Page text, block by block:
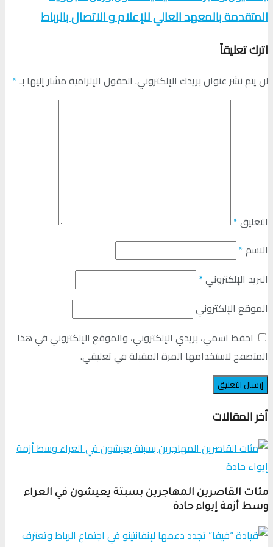
المتقدمة بالمعهد العالي للإعلام و الاتصال بالرباط
اترك تعليقاً
لن يتم نشر عنوان بريدك الإلكتروني. الحقول الإلزامية مشار إليها بـ*
التعليق*
الاسم*
البريد الإلكتروني*
الموقع الإلكتروني
احفظ اسمي، بريدي الإلكتروني، والموقع الإلكتروني في هذا
المتصفح لاستخدامها المرة المقبلة في تعليقي.
أخر المقالات
مئات القاصرين المهاجرين بسبتة يعيشون في العراء
وسط أزمة إيواء حادة